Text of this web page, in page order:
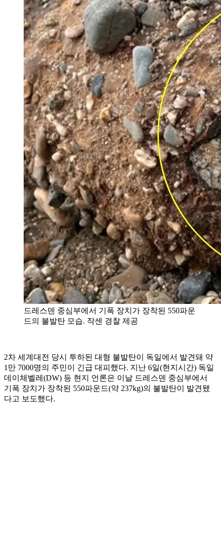
드레스덴 중심부에서 기폭 장치가 장착된 550파운
드의 불발탄 모습. 작센 경찰 제공
2차 세계대전 당시 투하된 대형 불발탄이 독일에서 발견돼 약
1만 7000명의 주민이 긴급 대피했다. 지난 6일(현지시간) 독일
데이체벨레(DW) 등 현지 언론은 이날 드레스덴 중심부에서
기폭 장치가 장착된 550파운드(약 237kg)의 불발탄이 발견됐
다고 보도했다.